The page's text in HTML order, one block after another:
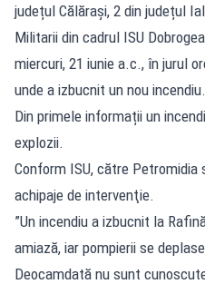
județul Călărași, 2 din județul
Militarii din cadrul ISU
miercuri, 21 iunie a.c., în jurul
unde a izbucnit un nou incendiu.
Din primele informații un
explozii.
Conform ISU, către
achipaje de intervenţie.
”Un incendiu a izbucnit la
amiază, iar pompierii se
Deocamdată nu sunt